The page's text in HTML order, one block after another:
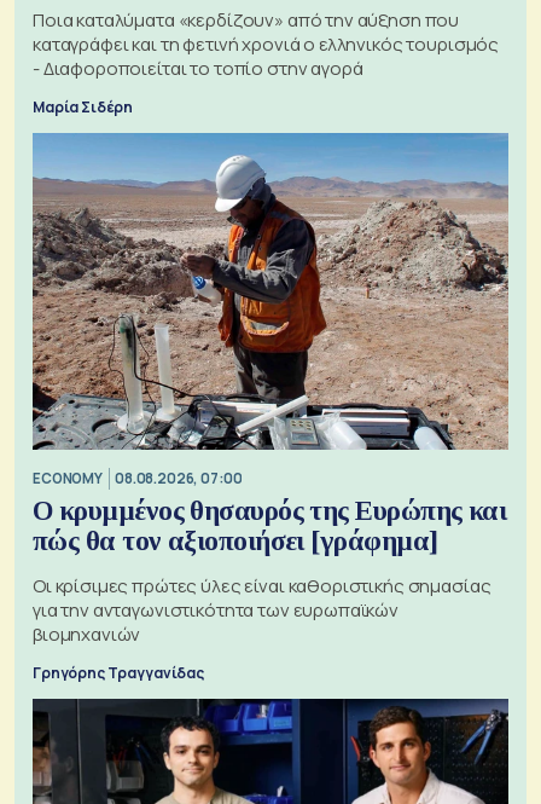
Ποια καταλύματα «κερδίζουν» από την αύξηση που
καταγράφει και τη φετινή χρονιά ο ελληνικός τουρισμός
- Διαφοροποιείται το τοπίο στην αγορά
Μαρία Σιδέρη
ECONOMY 08.08.2026, 07:00
Ο κρυμμένος θησαυρός της Ευρώπης και
πώς θα τον αξιοποιήσει [γράφημα]
Οι κρίσιμες πρώτες ύλες είναι καθοριστικής σημασίας
για την ανταγωνιστικότητα των ευρωπαϊκών
βιομηχανιών
Γρηγόρης Τραγγανίδας